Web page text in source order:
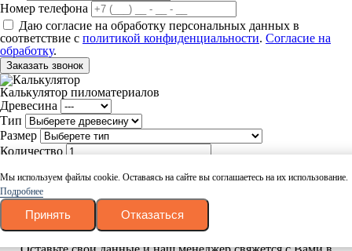
Номер телефона
Даю согласие на обработку персональных данных в
соответствие с политикой конфиденциальности. Согласие на
обработку.
Заказать звонок
Калькулятор пиломатериалов
Древесина
Тип
Размер
Количество
Ваш товар успешно добавлен в корзину
Вернуться
Оформить заказ
Мы используем файлы cookie. Оставаясь на сайте вы соглашаетесь на их использование.
Подробнее
Принять Отказаться